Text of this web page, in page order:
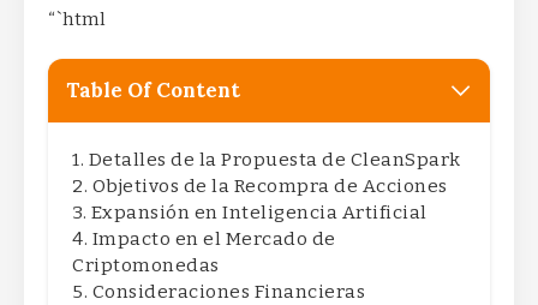
“`html
Table Of Content
Detalles de la Propuesta de CleanSpark
Objetivos de la Recompra de Acciones
Expansión en Inteligencia Artificial
Impacto en el Mercado de
Criptomonedas
Consideraciones Financieras